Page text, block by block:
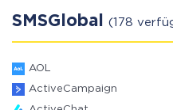
SMSGlobal (178
AOL
ActiveCampaign